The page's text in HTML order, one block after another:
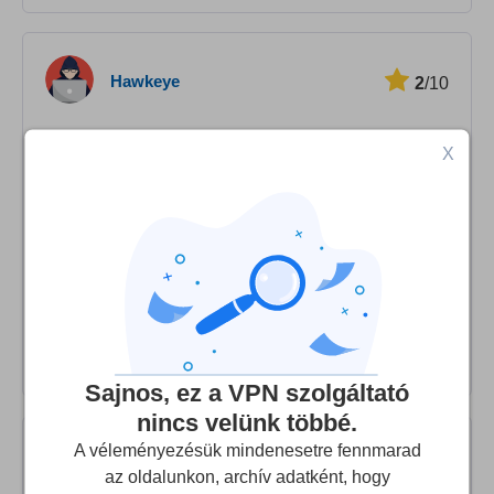
Hawkeye 2/10
Simply DOESN'T work and zero customer support
VPN. No app support on older versions of Mac OS.
Contacted customer support who did nothing but say
thanks for the money but tough luck. Avoid and go with a
decent service that actually works and they look after
X
Sajnos, ez a VPN szolgáltató
nincs velünk többé.
A véleményezésük mindenesetre fennmarad
az oldalunkon, archív adatként, hogy